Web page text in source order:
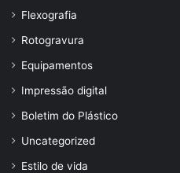
Flexografia
Rotogravura
Equipamentos
Impressão digital
Boletim do Plástico
Uncategorized
Estilo de vida